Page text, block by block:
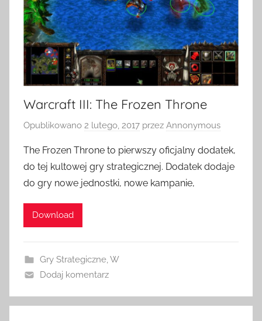
Warcraft III: The Frozen Throne
Opublikowano 2 lutego, 2017 przez Annonymous
The Frozen Throne to pierwszy oficjalny dodatek,
do tej kultowej gry strategicznej. Dodatek dodaje
do gry nowe jednostki, nowe kampanie,
Download
Gry Strategiczne, W
Dodaj komentarz